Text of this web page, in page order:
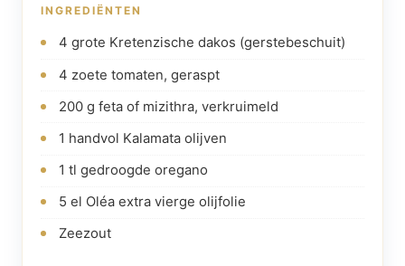
INGREDIËNTEN
4 grote Kretenzische dakos (gerstebeschuit)
4 zoete tomaten, geraspt
200 g feta of mizithra, verkruimeld
1 handvol Kalamata olijven
1 tl gedroogde oregano
5 el Oléa extra vierge olijfolie
Zeezout